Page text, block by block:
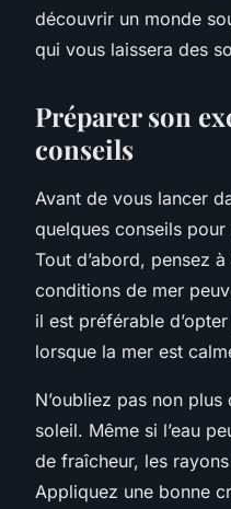
découvrir un monde
qui vous laissera des
Préparer son
conseils
Avant de vous lancer
quelques conseils
Tout d’abord, pensez
conditions de mer
il est préférable
lorsque la mer est
N’oubliez pas non
soleil. Même si l’eau
de fraîcheur, les
Appliquez une bonne